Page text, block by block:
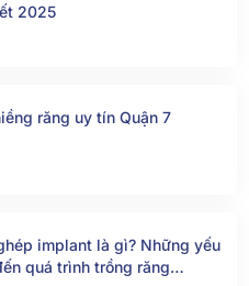
2025
răng uy tín Quận 7
implant là gì? Những yếu
quá trình trồng răng